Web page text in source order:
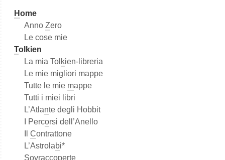
Home
Anno Zero
Le cose mie
Tolkien
La mia Tol kien-libreria
Le mie migliori mappe
Tutte le mie mappe
Tutti i miei libri
L’Atlante degli Hobbit
I Percorsi dell’Anello
Contrattone
L’Astrolabi*
Sovraccoperte